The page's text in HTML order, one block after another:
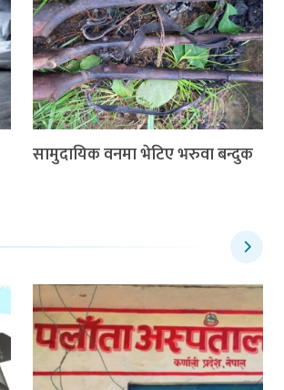
सामुदायिक वनमा भेटिए भरुवा बन्दुक